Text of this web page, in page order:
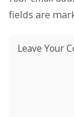
fields are